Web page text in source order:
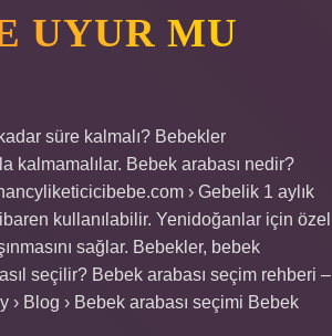
UYUR MU
süre kalmalı? Bebekler
kalmamalılar. Bebek arabası nedir?
› Gebelik 1 aylık
kullanılabilir. Yenidoğanlar için özel
sağlar. Bebekler, bebek
seçilir? Bebek arabası seçim rehberi –
Blog › Bebek arabası seçimi Bebek